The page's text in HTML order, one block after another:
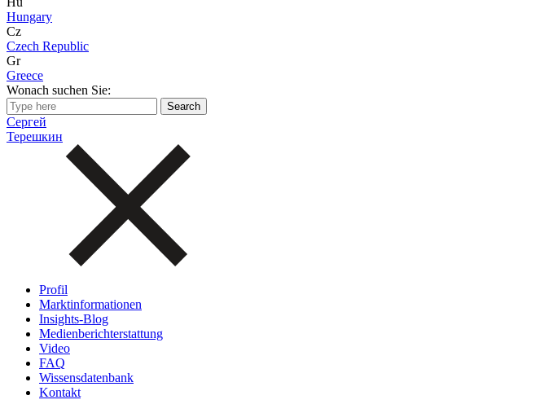
Hungary
Cz
Czech Republic
Gr
Greece
Wonach suchen Sie:
Сергей
Терешкин
Profil
Marktinformationen
Insights-Blog
Medienberichterstattung
Video
FAQ
Wissensdatenbank
Kontakt